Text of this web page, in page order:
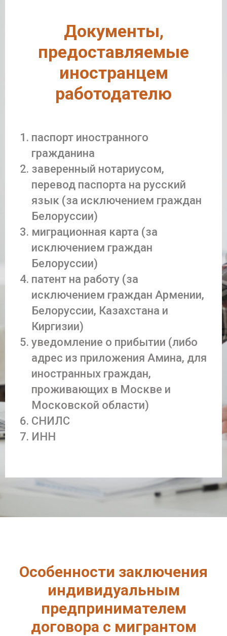
Документы,
предоставляемые
иностранцем
работодателю
паспорт иностранного
гражданина
заверенный нотариусом,
перевод паспорта на русский
язык (за исключением граждан
Белоруссии)
миграционная карта (за
исключением граждан
Белоруссии)
патент на работу (за
исключением граждан Армении,
Белоруссии, Казахстана и
Киргизии)
уведомление о прибытии (либо
адрес из приложения Амина, для
иностранных граждан,
проживающих в Москве и
Московской области)
СНИЛС
ИНН
Особенности заключения
индивидуальным
предпринимателем
договора с мигрантом